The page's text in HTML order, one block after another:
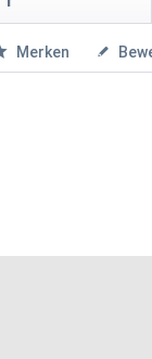
Merken